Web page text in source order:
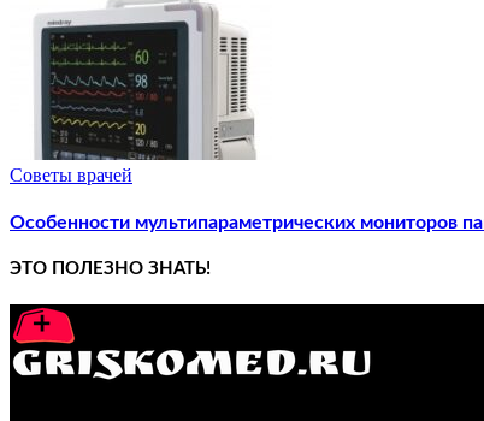
Советы врачей
Особенности мультипараметрических мониторов
ЭТО ПОЛЕЗНО ЗНАТЬ!